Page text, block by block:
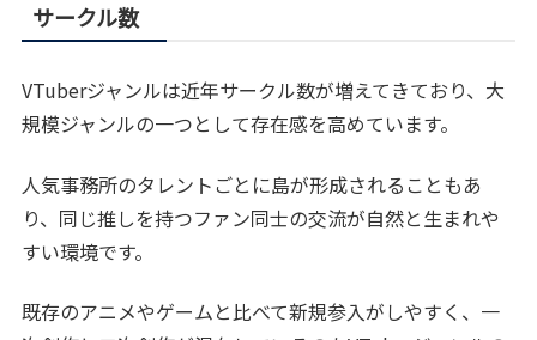
サークル数
VTuberジャンルは近年サークル数が増えてきており、大
規模ジャンルの一つとして存在感を高めています。
人気事務所のタレントごとに島が形成されることもあ
り、同じ推しを持つファン同士の交流が自然と生まれや
すい環境です。
既存のアニメやゲームと比べて新規参入がしやすく、一